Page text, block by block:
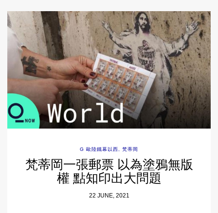
G 歐陸鐵幕以西 , 梵蒂岡
梵蒂岡一張郵票 以為塗鴉無版
權 點知印出大問題
22 JUNE, 2021